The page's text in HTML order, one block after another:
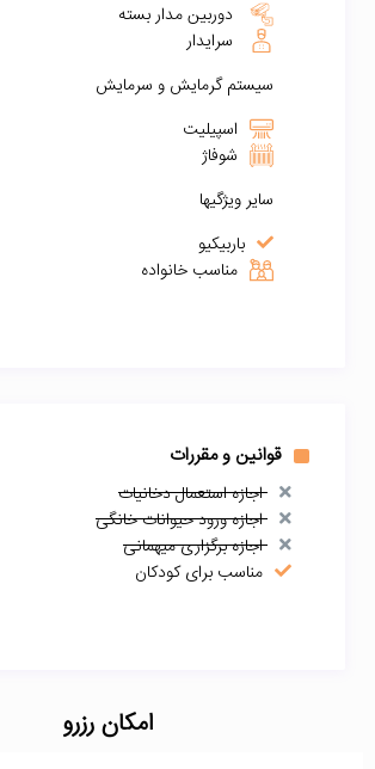
دوربین مدار بسته
سرایدار
سیستم گرمایش و سرمایش
اسپیلیت
شوفاژ
سایر ویژگیها
باربیکیو
مناسب خانواده
قوانین و مقررات
اجازه استعمال دخانیات
اجازه ورود حیوانات خانگی
اجازه برگزاری میهمانی
مناسب برای کودکان
امکان رزرو